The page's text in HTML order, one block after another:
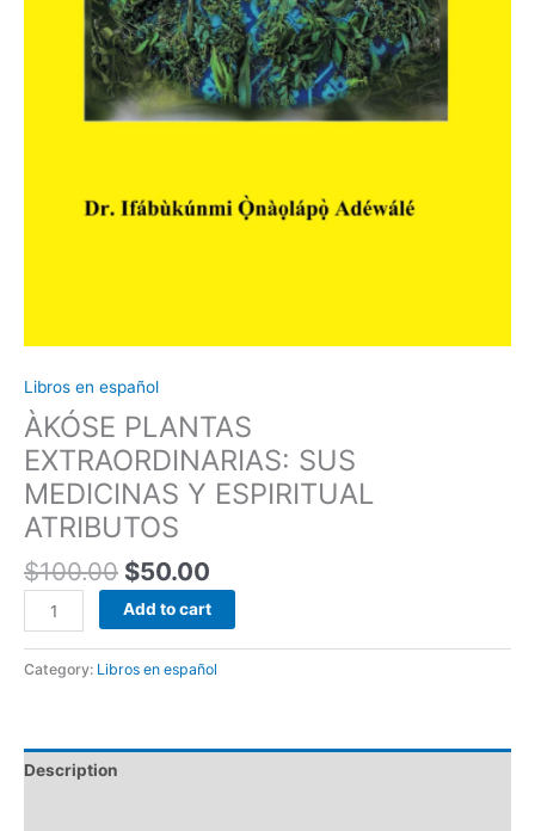
Libros en español
ÀKÓSE PLANTAS
EXTRAORDINARIAS: SUS
MEDICINAS Y ESPIRITUAL
ATRIBUTOS
$100.00 $50.00
Add to cart
Category: Libros en español
Description